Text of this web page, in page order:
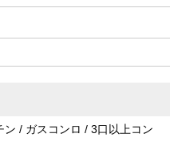
ン / ガスコンロ / 3口以上コン